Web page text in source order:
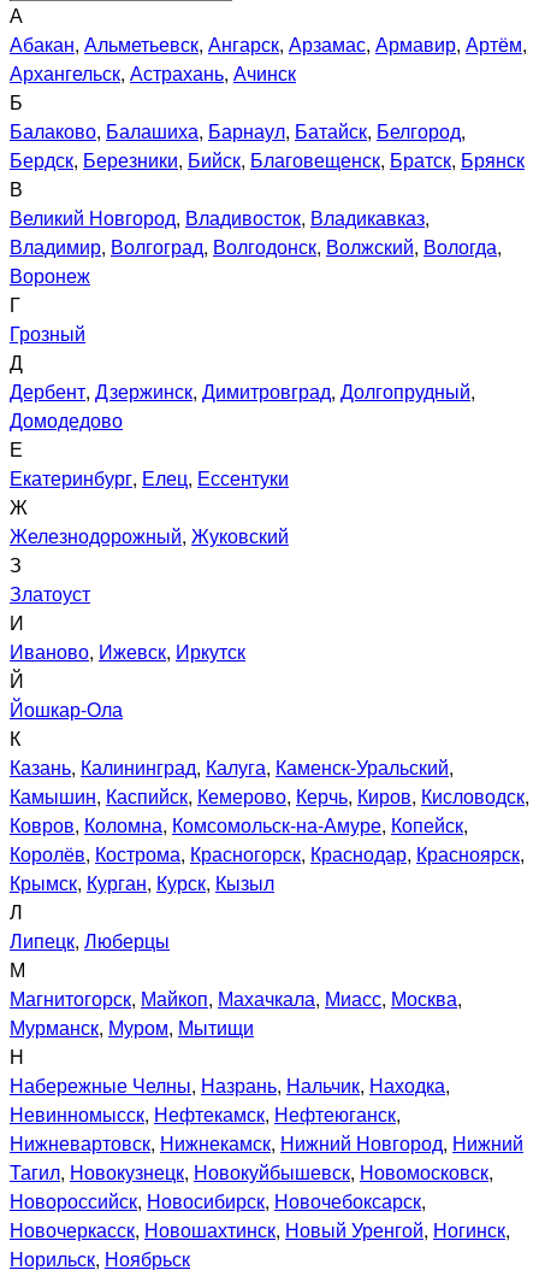
А
Абакан, Альметьевск, Ангарск, Арзамас, Армавир, Артём,
Архангельск, Астрахань, Ачинск
Б
Балаково, Балашиха, Барнаул, Батайск, Белгород,
Бердск, Березники, Бийск, Благовещенск, Братск, Брянск
В
Великий Новгород, Владивосток, Владикавказ,
Владимир, Волгоград, Волгодонск, Волжский, Вологда,
Воронеж
Г
Грозный
Д
Дербент, Дзержинск, Димитровград, Долгопрудный,
Домодедово
Е
Екатеринбург, Елец, Ессентуки
Ж
Железнодорожный, Жуковский
З
Златоуст
И
Иваново, Ижевск, Иркутск
Й
Йошкар-Ола
К
Казань, Калининград, Калуга, Каменск-Уральский,
Камышин, Каспийск, Кемерово, Керчь, Киров, Кисловодск,
Ковров, Коломна, Комсомольск-на-Амуре, Копейск,
Королёв, Кострома, Красногорск, Краснодар, Красноярск,
Крымск, Курган, Курск, Кызыл
Л
Липецк, Люберцы
М
Магнитогорск, Майкоп, Махачкала, Миасс, Москва,
Мурманск, Муром, Мытищи
Н
Набережные Челны, Назрань, Нальчик, Находка,
Невинномысск, Нефтекамск, Нефтеюганск,
Нижневартовск, Нижнекамск, Нижний Новгород, Нижний
Тагил, Новокузнецк, Новокуйбышевск, Новомосковск,
Новороссийск, Новосибирск, Новочебоксарск,
Новочеркасск, Новошахтинск, Новый Уренгой, Ногинск,
Норильск, Ноябрьск